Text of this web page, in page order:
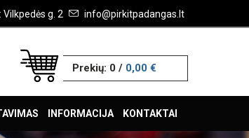
g. 2 info@pirkitpadangas.lt
Prekių: 0/ 0,00 €
INFORMACIJA KONTAKTAI